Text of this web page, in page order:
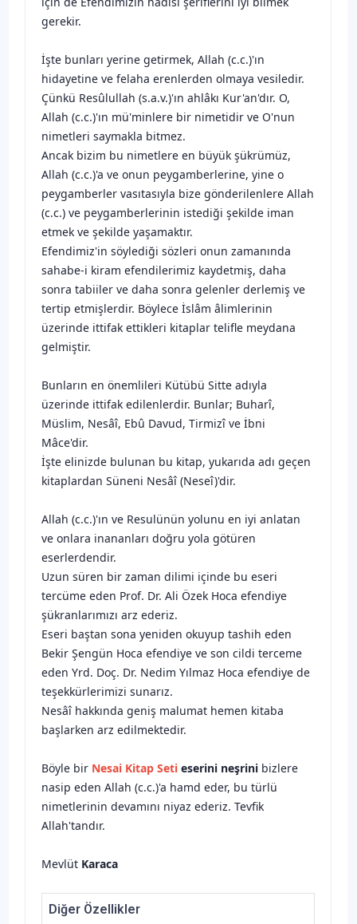
gerekir.
İşte bunları yerine getirmek, Allah (c.c.)'ın
hidayetine ve felaha erenlerden olmaya vesiledir.
Çünkü Resûlullah (s.a.v.)'ın ahlâkı Kur'an'dır. O,
Allah (c.c.)'ın mü'minlere bir nimetidir ve O'nun
nimetleri saymakla bitmez.
Ancak bizim bu nimetlere en büyük şükrümüz,
Allah (c.c.)'a ve onun peygamberlerine, yine o
peygamberler vasıtasıyla bize gönderilenlere Allah
(c.c.) ve peygamberlerinin istediği şekilde iman
etmek ve şekilde yaşamaktır.
Efendimiz'in söylediği sözleri onun zamanında
sahabe-i kiram efendilerimiz kaydetmiş, daha
sonra tabiiler ve daha sonra gelenler derlemiş ve
tertip etmişlerdir. Böylece İslâm âlimlerinin
üzerinde ittifak ettikleri kitaplar telifle meydana
gelmiştir.
Bunların en önemlileri Kütübü Sitte adıyla
üzerinde ittifak edilenlerdir. Bunlar; Buharî,
Müslim, Nesâî, Ebû Davud, Tirmizî ve İbni
Mâce'dir.
İşte elinizde bulunan bu kitap, yukarıda adı geçen
kitaplardan Süneni Nesâî (Neseî)'dir.
Allah (c.c.)'ın ve Resulünün yolunu en iyi anlatan
ve onlara inananları doğru yola götüren
eserlerdendir.
Uzun süren bir zaman dilimi içinde bu eseri
tercüme eden Prof. Dr. Ali Özek Hoca efendiye
şükranlarımızı arz ederiz.
Eseri baştan sona yeniden okuyup tashih eden
Bekir Şengün Hoca efendiye ve son cildi terceme
eden Yrd. Doç. Dr. Nedim Yılmaz Hoca efendiye de
teşekkürlerimizi sunarız.
Nesâî hakkında geniş malumat hemen kitaba
başlarken arz edilmektedir.
Böyle bir Nesai Kitap Seti eserini neşrini bizlere
nasip eden Allah (c.c.)'a hamd eder, bu türlü
nimetlerinin devamını niyaz ederiz. Tevfik
Allah'tandır.
Mevlüt Karaca
Diğer Özellikler